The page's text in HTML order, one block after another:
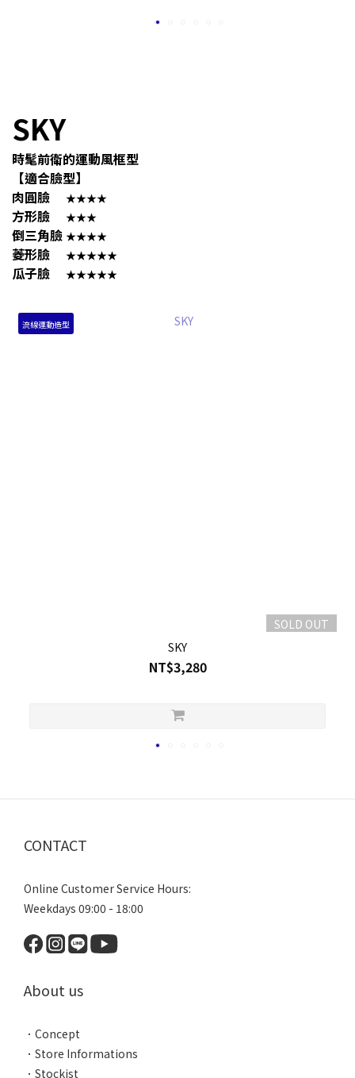
SKY
時髦前衛的運動風框型
【適合臉型】
肉圓臉
★★★★
方形臉 ★★★
倒三角臉 ★★★★
菱形臉 ★★★★★
瓜子臉 ★★★★★
流線運動造型
SOLD OUT
SKY
NT$3,280
CONTACT
Online Customer Service Hours:
Weekdays 09:00 - 18:00
About us
． Concept
． Store Informations
． Stockist